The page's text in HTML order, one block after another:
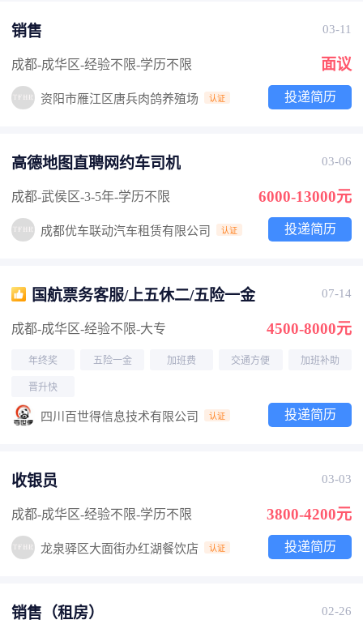
销售 03-11
成都-成华区-经验不限-学历不限 面议
资阳市雁江区唐兵肉鸽养殖场 认证 投递简历
高德地图直聘网约车司机 03-06
成都-武侯区-3-5年-学历不限 6000-13000元
成都优车联动汽车租赁有限公司 认证 投递简历
国航票务客服/上五休二/五险一金 07-14
成都-成华区-经验不限-大专 4500-8000元
年终奖 五险一金 加班费 交通方便 加班补助
晋升快
四川百世得信息技术有限公司 认证 投递简历
收银员 03-03
成都-成华区-经验不限-学历不限 3800-4200元
龙泉驿区大面街办红湖餐饮店 认证 投递简历
销售（租房） 02-26